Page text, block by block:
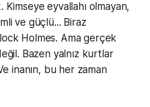
Kimseye eyvallahı olmayan,
ve güçlü... Biraz
Holmes. Ama gerçek
Bazen yalnız kurtlar
inanın, bu her zaman